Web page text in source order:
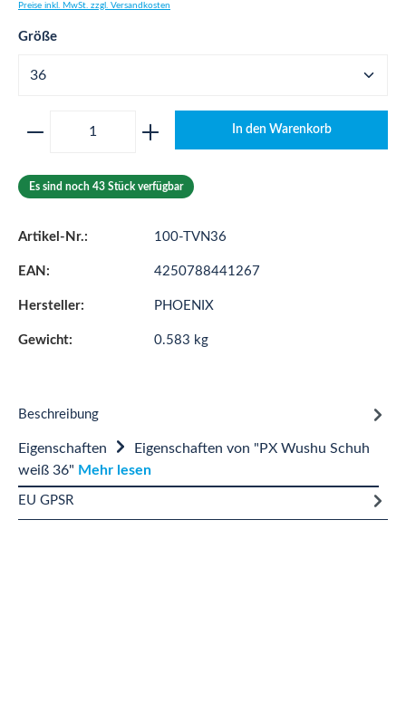
Preise inkl. MwSt. zzgl. Versandkosten
Größeauswählen
Produkt Anzahl: Gib den gewünschten
In den Warenkorb
Es sind noch 43 Stück verfügbar
Artikel-Nr.: 100-TVN36
EAN: 4250788441267
Hersteller: PHOENIX
Gewicht: 0.583 kg
Beschreibung
Eigenschaften
Eigenschaften von "PX Wushu Schuh
weiß 36" Mehr lesen
EU GPSR